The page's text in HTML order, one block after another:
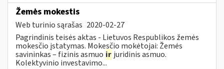
Žemės mokestis
Web turinio sąrašas 2020-02-27
Pagrindinis teisės aktas - Lietuvos Respublikos žemės
mokesčio įstatymas. Mokesčio mokėtojai: Žemės
savininkas – fizinis asmuo ir juridinis asmuo.
Kolektyvinio investavimo...